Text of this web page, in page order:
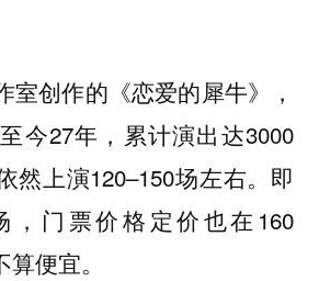
室创作的《恋爱的犀牛》，
今27年，累计演出达3000
然上演120–150场‌左右。即
，门票价格定价也在160
便宜。